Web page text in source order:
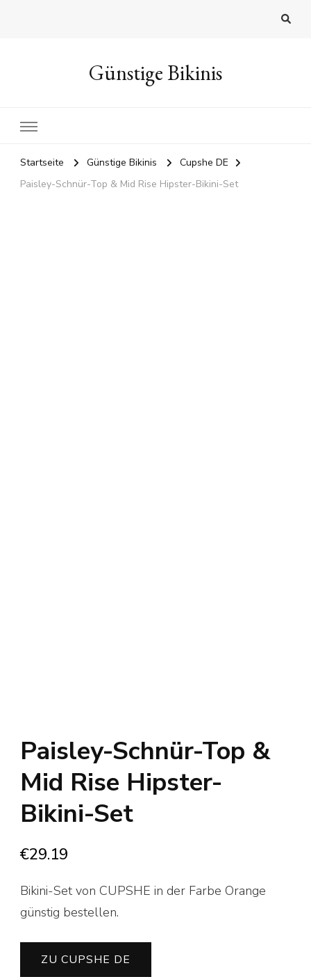
Günstige Bikinis
Startseite Günstige Bikinis
Cupshe DE
Paisley-Schnür-Top & Mid Rise Hipster-Bikini-Set
Paisley-Schnür-Top &
Mid Rise Hipster-
Bikini-Set
€29.19
Bikini-Set von CUPSHE in der Farbe Orange
günstig bestellen.
ZU CUPSHE DE